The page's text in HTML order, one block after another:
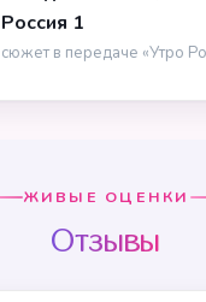
Россия 1
сюжет в передаче «Утро
ЖИВЫЕ ОЦЕНКИ
Отзывы